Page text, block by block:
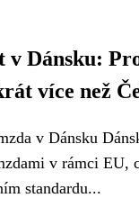
v Dánsku:
více než
v Dánsku
v rámci EU,
standardu...